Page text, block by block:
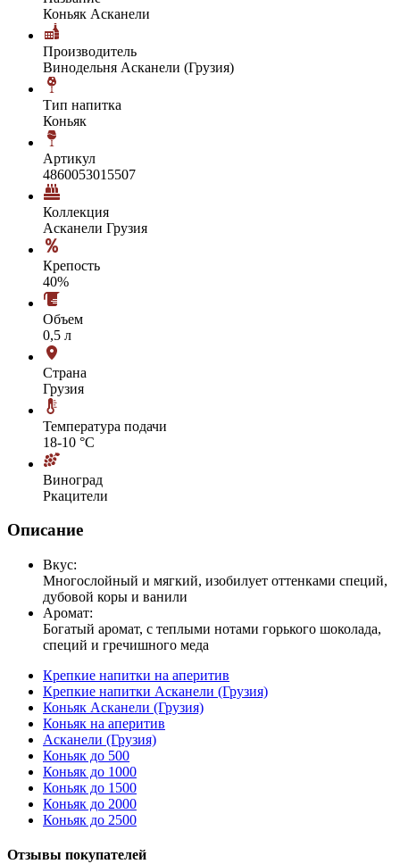
Коньяк Асканели
Производитель
Винодельня Асканели (Грузия)
Тип напитка
Коньяк
Артикул
4860053015507
Коллекция
Асканели Грузия
Крепость
40%
Объем
0,5 л
Страна
Грузия
Температура подачи
18-10 °С
Виноград
Ркацители
Описание
Вкус:
Многослойный и мягкий, изобилует оттенками специй,
дубовой коры и ванили
Аромат:
Богатый аромат, с теплыми нотами горького шоколада,
специй и гречишного меда
Крепкие напитки на аперитив
Крепкие напитки Асканели (Грузия)
Коньяк Асканели (Грузия)
Коньяк на аперитив
Асканели (Грузия)
Коньяк до 500
Коньяк до 1000
Коньяк до 1500
Коньяк до 2000
Коньяк до 2500
Отзывы покупателей